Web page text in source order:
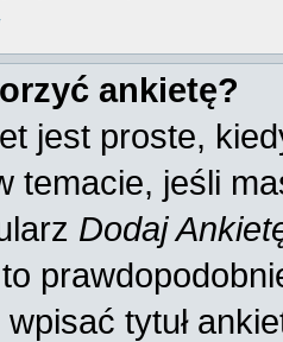
ankietę?
jest proste,
temacie, jeśli
Dodaj
tytuł